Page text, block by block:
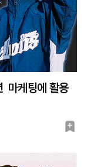
마케팅에 활용
북